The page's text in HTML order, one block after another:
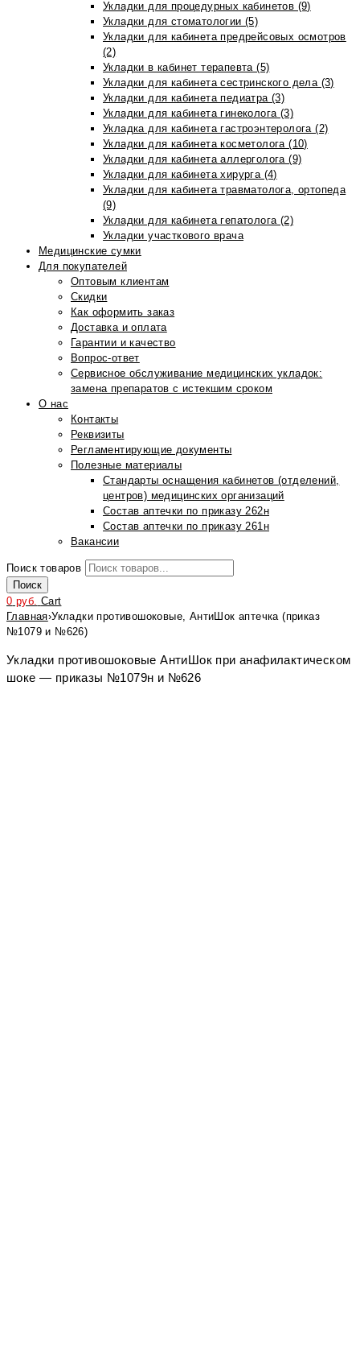
Укладки для процедурных кабинетов (9)
Укладки для стоматологии (5)
Укладки для кабинета предрейсовых осмотров
(2)
Укладки в кабинет терапевта (5)
Укладки для кабинета сестринского дела (3)
Укладки для кабинета педиатра (3)
Укладки для кабинета гинеколога (3)
Укладка для кабинета гастроэнтеролога (2)
Укладки для кабинета косметолога (10)
Укладки для кабинета аллерголога (9)
Укладки для кабинета хирурга (4)
Укладки для кабинета травматолога, ортопеда
(9)
Укладки для кабинета гепатолога (2)
Укладки участкового врача
Медицинские сумки
Для покупателей
Оптовым клиентам
Скидки
Как оформить заказ
Доставка и оплата
Гарантии и качество
Вопрос-ответ
Сервисное обслуживание медицинских укладок:
замена препаратов с истекшим сроком
О нас
Контакты
Реквизиты
Регламентирующие документы
Полезные материалы
Стандарты оснащения кабинетов (отделений,
центров) медицинских организаций
Состав аптечки по приказу 262н
Состав аптечки по приказу 261н
Вакансии
Поиск товаров
Поиск
0 руб. Cart
Главная›Укладки противошоковые, АнтиШок аптечка (приказ
№1079 и №626)
Укладки противошоковые АнтиШок при анафилактическом
шоке — приказы №1079н и №626